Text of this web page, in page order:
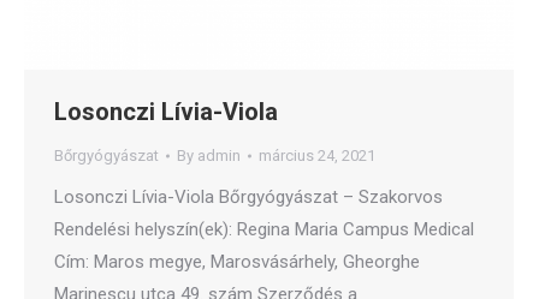
Losonczi Lívia-Viola
Bőrgyógyászat By admin március 24, 2021
Losonczi Lívia-Viola Bőrgyógyászat – Szakorvos
Rendelési helyszín(ek): Regina Maria Campus Medical
Cím: Maros megye, Marosvásárhely, Gheorghe
Marinescu utca 49. szám Szerződés a